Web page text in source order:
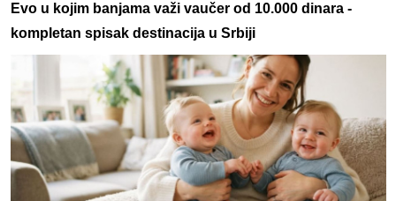
Evo u kojim banjama važi vaučer od 10.000 dinara -
kompletan spisak destinacija u Srbiji